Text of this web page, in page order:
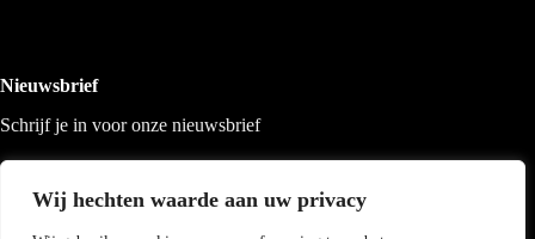
Wij hechten waarde aan uw privacy
Nieuwsbrief
Schrijf je in voor onze nieuwsbrief